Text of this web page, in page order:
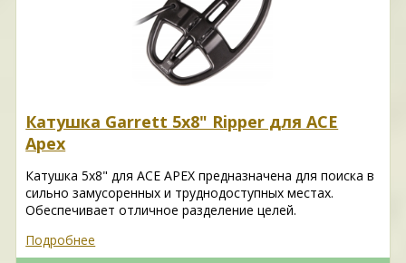
Катушка Garrett 5х8" Ripper для ACE
Apex
Катушка 5x8" для ACE APEX предназначена для поиска в
сильно замусоренных и труднодоступных местах.
Обеспечивает отличное разделение целей.
Подробнее